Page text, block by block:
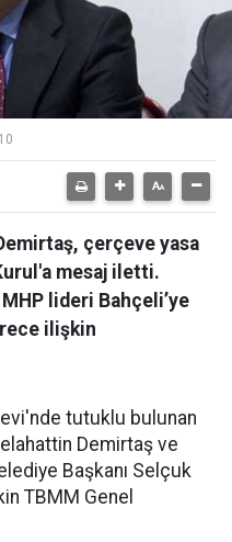
çerçeve yasa
mesaj iletti.
lideri Bahçeli’ye
ilişkin
tutuklu bulunan
Demirtaş ve
Başkanı Selçuk
TBMM Genel